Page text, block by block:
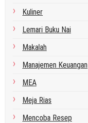
Kuliner
Lemari Buku Nai
Makalah
Manajemen Keuangan
MEA
Meja Rias
Mencoba Resep